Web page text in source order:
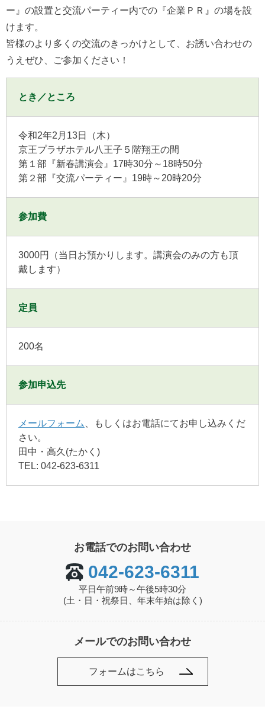
ー』の設置と交流パーティー内での『企業ＰＲ』の場を設
けます。
皆様のより多くの交流のきっかけとして、お誘い合わせの
うえぜひ、ご参加ください！
とき／ところ
令和2年2月13日（木）
京王プラザホテル八王子５階翔王の間
第１部『新春講演会』17時30分～18時50分
第２部『交流パーティー』19時～20時20分
参加費
3000円（当日お預かりします。講演会のみの方も頂
戴します）
定員
200名
参加申込先
メールフォーム
、もしくはお電話にてお申し込みくだ
さい。
田中・高久(たかく)
TEL: 042-623-6311
お電話でのお問い合わせ
042-623-6311
平日午前9時～午後5時30分
(土・日・祝祭日、年末年始は除く)
メールでのお問い合わせ
フォームはこちら